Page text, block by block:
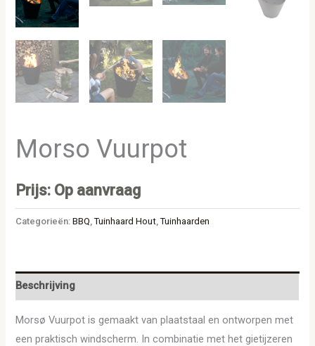
Morso Vuurpot
Prijs: Op aanvraag
Categorieën:BBQ,Tuinhaard Hout,Tuinhaarden
Beschrijving
Morsø Vuurpot is gemaakt van plaatstaal en ontworpen met
een praktisch windscherm. In combinatie met het gietijzeren